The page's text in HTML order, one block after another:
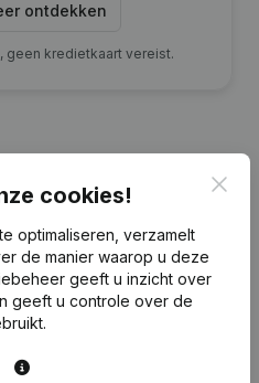
ontdekken
kredietkaart vereist.
Eventadvies
2011 2010
€43.456
cookies!
optimaliseren, verzamelt
de manier waarop u deze
geeft u inzicht over
geeft u controle over de